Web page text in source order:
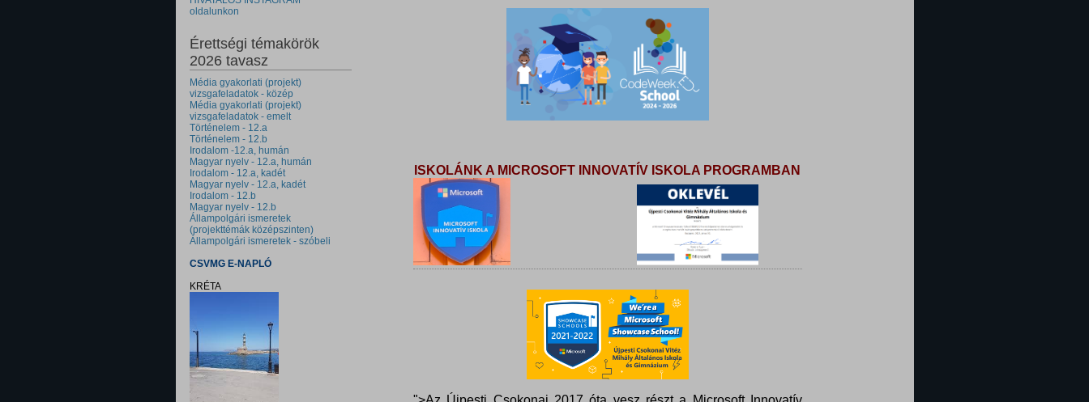
oldalunkon
Érettségi témakörök
2026 tavasz
Média gyakorlati (projekt)
vizsgafeladatok - közép
Média gyakorlati (projekt)
vizsgafeladatok - emelt
Történelem - 12.a
Történelem - 12.b
Irodalom -12.a, humán
Magyar nyelv - 12.a, humán
Irodalom - 12.a, kadét
Magyar nyelv - 12.a, kadét
Irodalom - 12.b
Magyar nyelv - 12.b
Állampolgári ismeretek
(projekttémák középszinten)
Állampolgári ismeretek - szóbeli
CSVMG E-NAPLÓ
KRÉTA
ISKOLÁNK A MICROSOFT INNOVATÍV ISKOLA PROGRAMBAN